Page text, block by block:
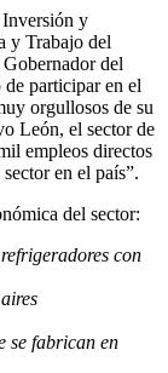
Inversión y
y Trabajo del
del
participar en el
orgullosos de su
León, el sector de
empleos directos
en el país”.
del sector:
con
se fabrican en